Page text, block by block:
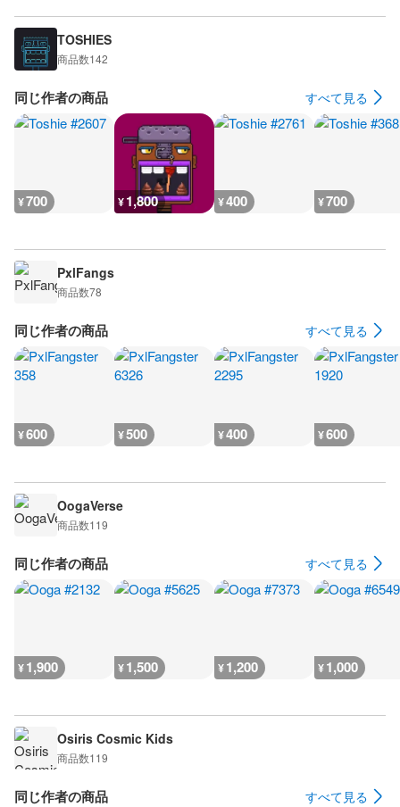
TOSHIES
商品数142
同じ作者の商品 すべて見る
¥700 ¥1,800 ¥400 ¥700
PxlFangs
商品数78
同じ作者の商品 すべて見る
¥600 ¥500 ¥400 ¥600
OogaVerse
商品数119
同じ作者の商品 すべて見る
¥1,900 ¥1,500 ¥1,200 ¥1,000
Osiris Cosmic Kids
商品数119
同じ作者の商品 すべて見る